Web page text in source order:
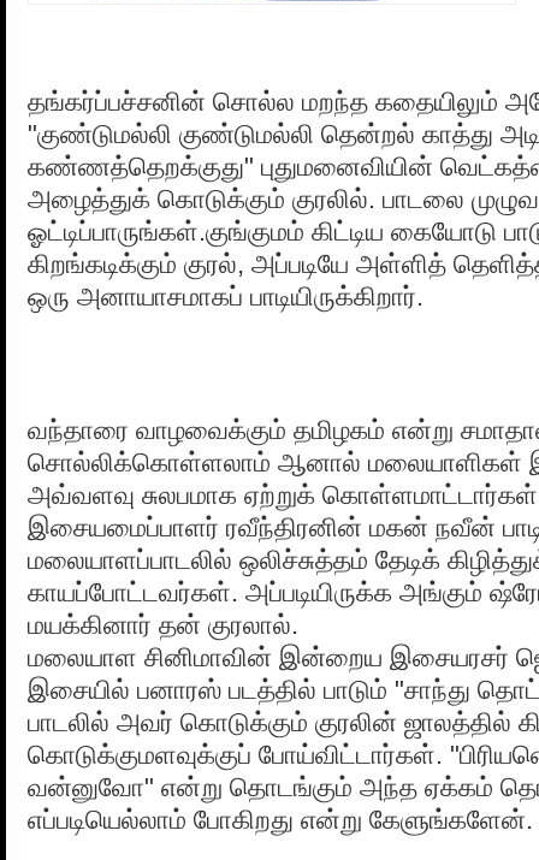
தங்கர்ப்பச்சனின் சொல்ல மறந்த கதையிலும்
"குண்டுமல்லி குண்டுமல்லி தென்றல் காத்து
கண்ணத்தெறக்குது" புதுமனைவியின்
அழைத்துக் கொடுக்கும் குரலில். பாடலை
ஓட்டிப்பாருங்கள்.குங்குமம் கிட்டிய கையோடு
கிறங்கடிக்கும் குரல், அப்படியே அள்ளித்
ஒரு அனாயாசமாகப் பாடியிருக்கிறார்.
வந்தாரை வாழவைக்கும் தமிழகம் என்று
சொல்லிக்கொள்ளலாம் ஆனால் மலையாளிகள்
அவ்வளவு சுலபமாக ஏற்றுக்
இசையமைப்பாளர் ரவீந்திரனின் மகன் நவீன்
மலையாளப்பாடலில் ஒலிச்சுத்தம் தேடிக்
காயப்போட்டவர்கள். அப்படியிருக்க அங்கும்
மயக்கினார் தன் குரலால்.
மலையாள சினிமாவின் இன்றைய இசையரசர்
இசையில் பனாரஸ் படத்தில் பாடும் "சாந்து
பாடலில் அவர் கொடுக்கும் குரலின் ஜாலத்தில்
கொடுக்குமளவுக்குப் போய்விட்டார்கள்.
வன்னுவோ" என்று தொடங்கும் அந்த ஏக்கம்
எப்படியெல்லாம் போகிறது என்று கேளுங்களேன்.